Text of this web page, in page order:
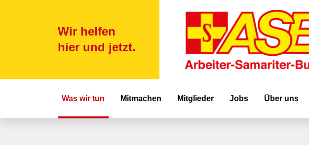
Wir helfen
hier und jetzt.
Hauptnavigation
Was wir tun Mitmachen Mitglieder Jobs Über uns